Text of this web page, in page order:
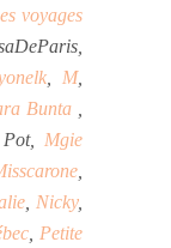
voyages
M,
Bunta
Mgie
, Nicky,
, Petite